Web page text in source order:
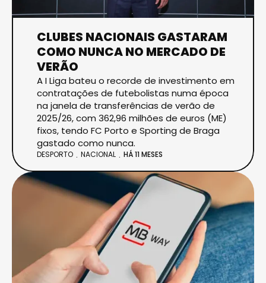
CLUBES NACIONAIS GASTARAM
COMO NUNCA NO MERCADO DE
VERÃO
A I Liga bateu o recorde de investimento em
contratações de futebolistas numa época
na janela de transferências de verão de
2025/26, com 362,96 milhões de euros (ME)
fixos, tendo FC Porto e Sporting de Braga
gastado como nunca.
DESPORTO NACIONAL HÁ 11 MESES